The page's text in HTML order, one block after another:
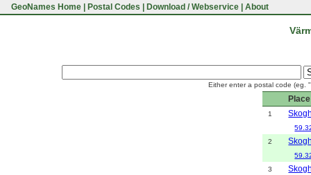
GeoNames Home Postal Codes Download / Webservice About
Either enter a postal code (eg.
Place
1
2
3